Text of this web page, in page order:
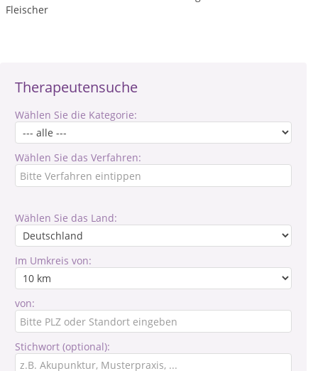
Therapeutensuche
Wählen Sie die Kategorie:
Wählen Sie das Verfahren:
Wählen Sie das Land:
Im Umkreis von:
von:
Stichwort (optional):
Fleischer